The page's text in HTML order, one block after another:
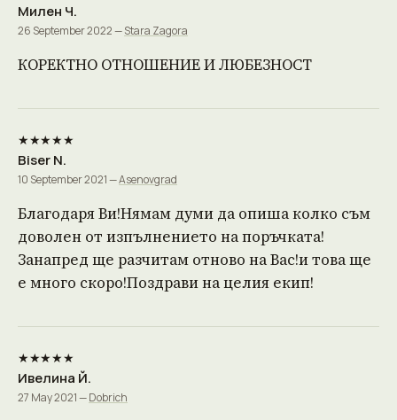
Милен Ч.
26 September 2022 —Stara Zagora
КОРЕКТНО ОТНОШЕНИЕ И ЛЮБЕЗНОСТ
★★★★★
Biser N.
10 September 2021 —Asenovgrad
Благодаря Ви!Нямам думи да опиша колко съм
доволен от изпълнението на поръчката!
Занапред ще разчитам отново на Вас!и това ще
е много скоро!Поздрави на целия екип!
★★★★★
Ивелина Й.
27 May 2021 —Dobrich